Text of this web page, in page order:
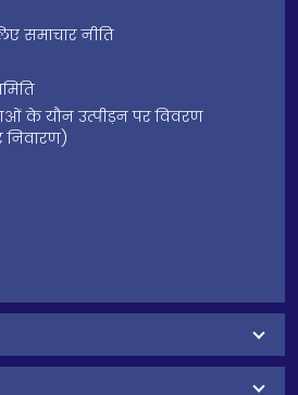
समाचार नीति
के यौन उत्पीड़न पर विवरण